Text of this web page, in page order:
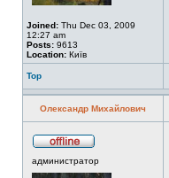
Joined: Thu Dec 03, 2009
12:27 am
Posts: 9613
Location: Київ
Top
Олександр Михайлович
администратор